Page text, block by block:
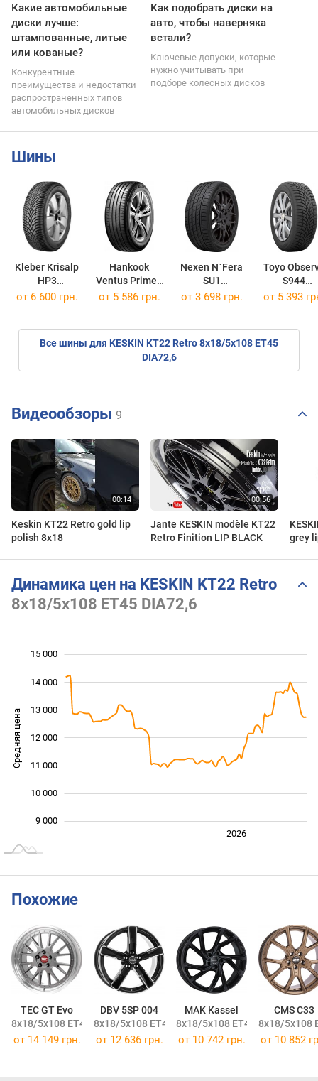
Какие автомобильные
диски лучше:
штампованные, литые
или кованые?
Конкурентные
преимущества и недостатки
распространенных типов
автомобильных дисков
Как подобрать диски на
авто, чтобы наверняка
встали?
Ключевые допуски, которые
нужно учитывать при
подборе колесных дисков
Шины
Kleber Krisalp
HP3
225/60 R18 100H
Hankook
Ventus Prime4
K135
Nexen N`Fera
SU1
225/45 R18 95Y
Toyo
S944
225/55 R18
от 6 600 грн. от 5 586 грн. от 3 698 грн. от 5 393
Все шины для KESKIN KT22 Retro 8x18/5x108 ET45
DIA72,6
Видеообзоры 9
Keskin KT22 Retro gold lip
polish 8x18
Jante KESKIN modèle KT22
Retro Finition LIP BLACK
grey
Динамика цен на KESKIN KT22 Retro
8x18/5x108 ET45 DIA72,6
Средняя цена 10 000
9 000
10 000
11 000
12 000
13 000
14 000
15 000
2026
Похожие
TEC GT Evo
8x18/5x108 ET45 DIA72,5
DBV 5SP 004
8x18/5x108 ET40 DIA70,1
MAK Kassel
8x18/5x108 ET45 DIA72,1
CMS C33
8x18/5x108
от 14 149 грн. от 12 636 грн. от 10 742 грн. от 10 852